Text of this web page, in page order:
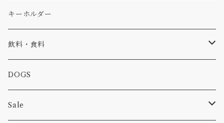
コラボ
食品
焚き火
小物
バイク
カー
キャップ、ニット
バッグ
小物
パンツ
ワッペン
ステッカー
ピン
キーホルダー
飲料・食料
コーヒー
食べ物
DOGS
Sale